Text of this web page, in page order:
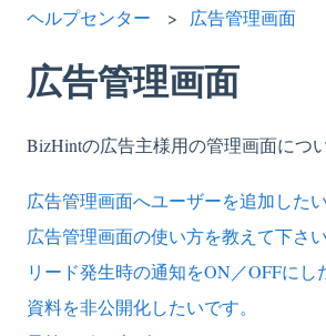
ヘルプセンター 広告管理画面
広告管理画面
BizHintの広告主様用の管理画面につ
広告管理画面へユーザーを追加したい
広告管理画面の使い方を教えて下さい
リード発生時の通知をON／OFFにし
資料を非公開化したいです。